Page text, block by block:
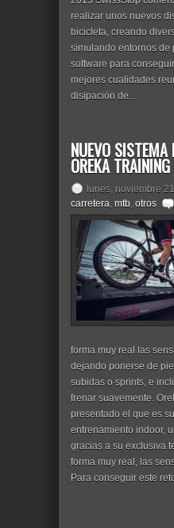
realizar unos nuevos
bicicleta, creando
simulando entornos de
software para
mejores cualidades
disipación de...
NUEVO SISTEMA
OREKA TRAINING
lunes, noviembre
carretera, mtb, otros
forma muy real las
dejando ponerse de
subidas o sprints, e
frenar suavemente.
presentado el que es
entrenamiento indoor,
gracias a su exclusiva
forma muy real, las
Para conseguir este